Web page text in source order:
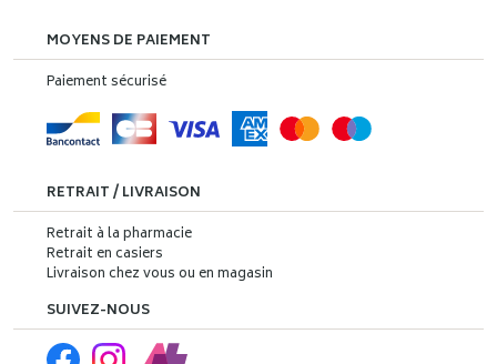
MOYENS DE PAIEMENT
Paiement sécurisé
RETRAIT / LIVRAISON
Retrait à la pharmacie
Retrait en casiers
Livraison chez vous ou en magasin
SUIVEZ-NOUS